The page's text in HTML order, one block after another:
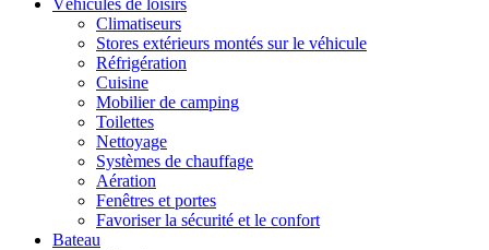
Véhicules de loisirs
Climatiseurs
Stores extérieurs montés sur le véhicule
Réfrigération
Cuisine
Mobilier de camping
Toilettes
Nettoyage
Systèmes de chauffage
Aération
Fenêtres et portes
Favoriser la sécurité et le confort
Bateau